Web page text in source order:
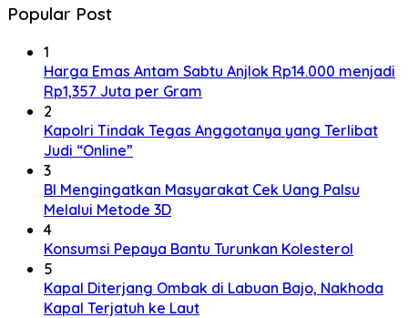
Popular Post
1
Harga Emas Antam Sabtu Anjlok Rp14.000 menjadi
Rp1,357 Juta per Gram
2
Kapolri Tindak Tegas Anggotanya yang Terlibat
Judi “Online”
3
BI Mengingatkan Masyarakat Cek Uang Palsu
Melalui Metode 3D
4
Konsumsi Pepaya Bantu Turunkan Kolesterol
5
Kapal Diterjang Ombak di Labuan Bajo, Nakhoda
Kapal Terjatuh ke Laut